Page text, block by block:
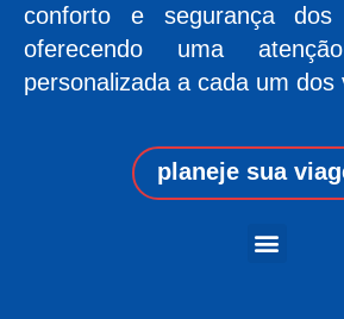
conforto e segurança dos
oferecendo uma
personalizada a cada um dos
planeje sua
Menu